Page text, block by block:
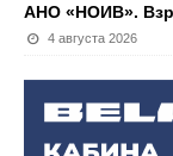
АНО «НОИВ».
4 августа 2026